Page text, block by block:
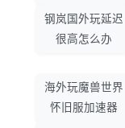
钢岚国外玩延迟
很高怎么办
海外玩魔兽世界
怀旧服加速器